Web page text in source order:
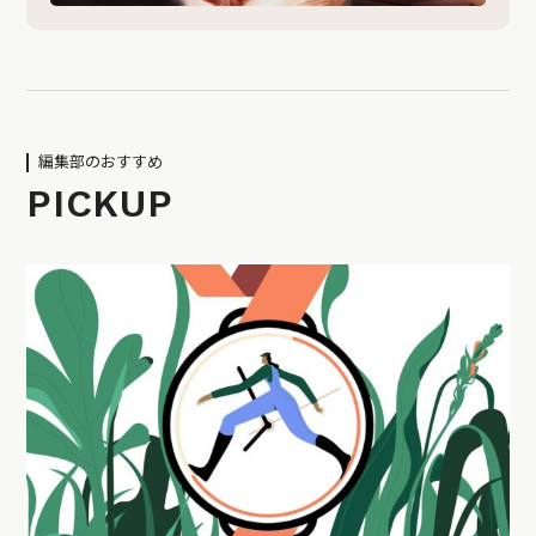
編集部のおすすめ
PICKUP